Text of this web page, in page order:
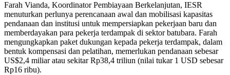
Farah Vianda, Koordinator Pembiayaan Berkelanjutan, IESR
menuturkan perlunya perencanaan awal dan mobilisasi kapasitas
pendanaan dan institusi untuk mempersiapkan pekerjaan baru dan
memberdayakan para pekerja terdampak di sektor batubara. Farah
mengungkapkan paket dukungan kepada pekerja terdampak, dalam
bentuk kompensasi dan pelatihan, memerlukan pendanaan sebesar
US$2,4 miliar atau sekitar Rp38,4 triliun (nilai tukar 1 USD sebesar
Rp16 ribu).